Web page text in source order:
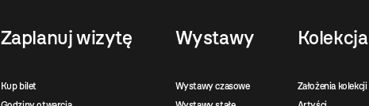
Zaplanuj wizytę
Kup bilet
Wystawy
Wystawy czasowe
Kolekcja
Założenia kolekcji